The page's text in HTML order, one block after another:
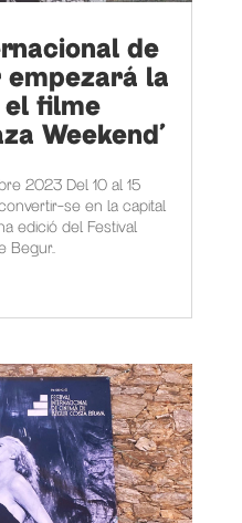
de
empezará la
el filme
Weekend’
2023 Del 10 al 15
se en la capital
edició del Festival